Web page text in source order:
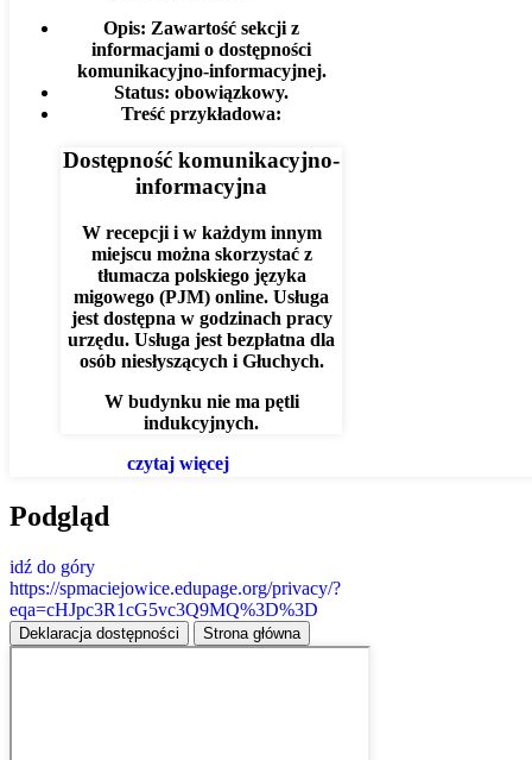
Opis: Zawartość sekcji z
informacjami o dostępności
komunikacyjno-informacyjnej.
Status: obowiązkowy.
Treść przykładowa:
Dostępność komunikacyjno-
informacyjna
W recepcji i w każdym innym
miejscu można skorzystać z
tłumacza polskiego języka
migowego (PJM) online. Usługa
jest dostępna w godzinach pracy
urzędu. Usługa jest bezpłatna dla
osób niesłyszących i Głuchych.
W budynku nie ma pętli
indukcyjnych.
czytaj więcej
Podgląd
idź do góry
https://spmaciejowice.edupage.org/privacy/?
eqa=cHJpc3R1cG5vc3Q9MQ%3D%3D
Deklaracja dostępności Strona główna